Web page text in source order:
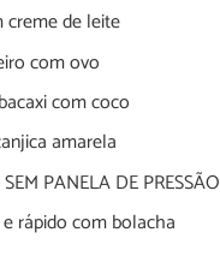
de leite
com ovo
com coco
amarela
PANELA DE PRESSÃO
rápido com bolacha